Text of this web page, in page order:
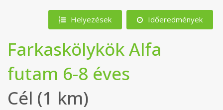
Helyezések Időeredmények
Farkaskölykök Alfa
futam 6-8 éves
Cél (1 km)